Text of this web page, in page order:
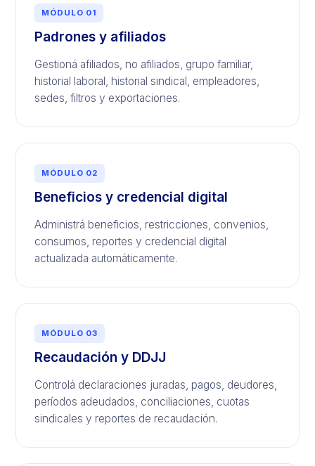
MÓDULO 01
Padrones y afiliados
Gestioná afiliados, no afiliados, grupo familiar,
historial laboral, historial sindical, empleadores,
sedes, filtros y exportaciones.
MÓDULO 02
Beneficios y credencial digital
Administrá beneficios, restricciones, convenios,
consumos, reportes y credencial digital
actualizada automáticamente.
MÓDULO 03
Recaudación y DDJJ
Controlá declaraciones juradas, pagos, deudores,
períodos adeudados, conciliaciones, cuotas
sindicales y reportes de recaudación.